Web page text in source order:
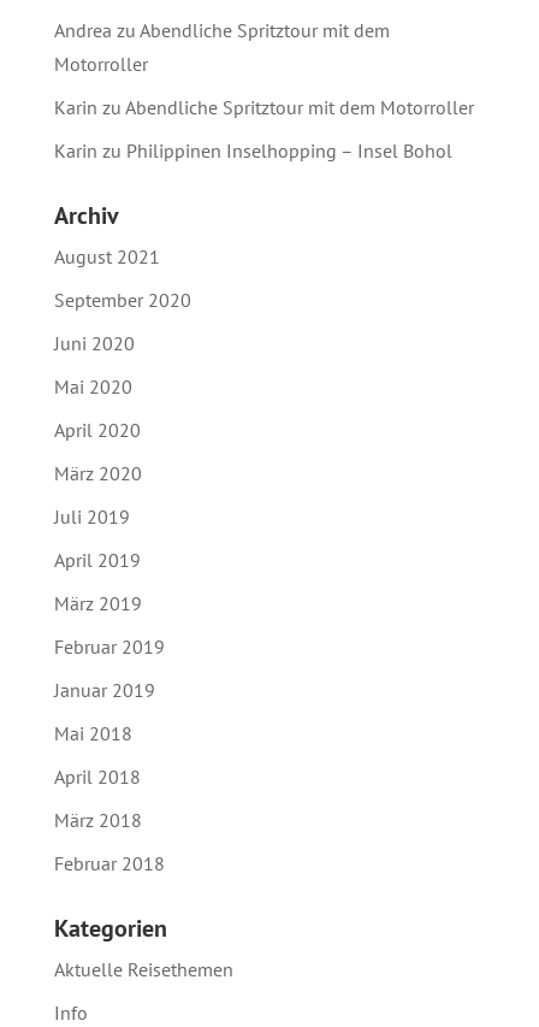
Andrea zu Abendliche Spritztour mit dem
Motorroller
Karin zu Abendliche Spritztour mit dem Motorroller
Karin zu Philippinen Inselhopping – Insel Bohol
Archiv
August 2021
September 2020
Juni 2020
Mai 2020
April 2020
März 2020
Juli 2019
April 2019
März 2019
Februar 2019
Januar 2019
Mai 2018
April 2018
März 2018
Februar 2018
Kategorien
Aktuelle Reisethemen
Info